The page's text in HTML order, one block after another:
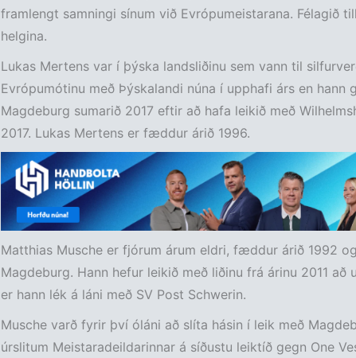
framlengt samningi sínum við Evrópumeistarana. Félagið
helgina.
Lukas Mertens var í þýska landsliðinu sem vann til
Evrópumótinu með Þýskalandi núna í upphafi árs en hann
Magdeburg sumarið 2017 eftir að hafa leikið með
2017. Lukas Mertens er fæddur árið 1996.
Matthias Musche er fjórum árum eldri, fæddur árið 1992
Magdeburg. Hann hefur leikið með liðinu frá árinu 2011 að
er hann lék á láni með SV Post Schwerin.
Musche varð fyrir því óláni að slíta hásin í leik með
úrslitum Meistaradeildarinnar á síðustu leiktíð gegn One